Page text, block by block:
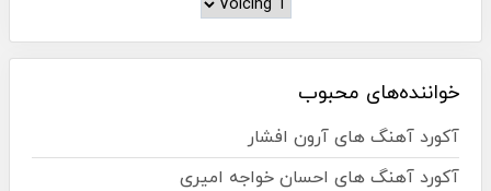
خواننده‌های محبوب
آکورد آهنگ های آرون افشار
آکورد آهنگ های احسان خواجه امیری